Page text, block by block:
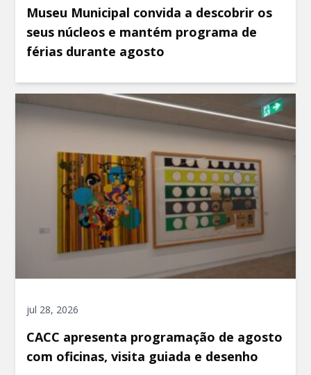
Museu Municipal convida a descobrir os
seus núcleos e mantém programa de
férias durante agosto
jul 28, 2026
CACC apresenta programação de agosto
com oficinas, visita guiada e desenho